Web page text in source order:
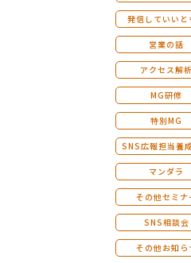
発信していいと
営業の話
アクセス解析
MG研修
特別MG
SNS広報担当養
マンダラ
その他セミナ
SNS相談会
その他お知ら